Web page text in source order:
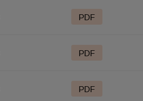
PDF
PDF
PDF